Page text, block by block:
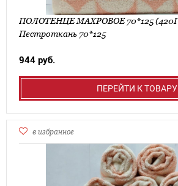
Пестроткань 70*125
944 руб.
ПЕРЕЙТИ К ТОВАРУ
в избранное